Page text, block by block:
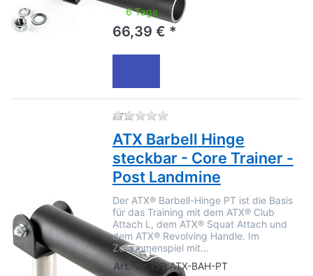
6 Tage
66,39 € *
ATX Zu diesem Produkt liegen
ATX Barbell Hinge
steckbar - Core Trainer -
Post Landmine
Der ATX® Barbell-Hinge PT ist die Basis
für das Training mit dem ATX® Club
Attach L, dem ATX® Squat Attach und
dem ATX® Revolving Handle. Im
Zusammenspiel mit…
Art.-Nr.159.ATX-BAH-PT